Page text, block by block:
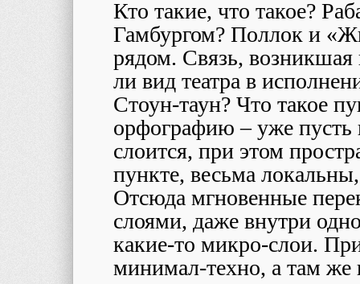
Кто такие, что такое?
Гамбургом? Поллок и
рядом. Связь,
ли вид театра в
Стоун-таун? Что такое
орфографию – уже пусть
слоится, при этом
пункте, весьма
Отсюда мгновенные
слоями, даже внутри
какие-то микро-слои.
минимал-техно, а там